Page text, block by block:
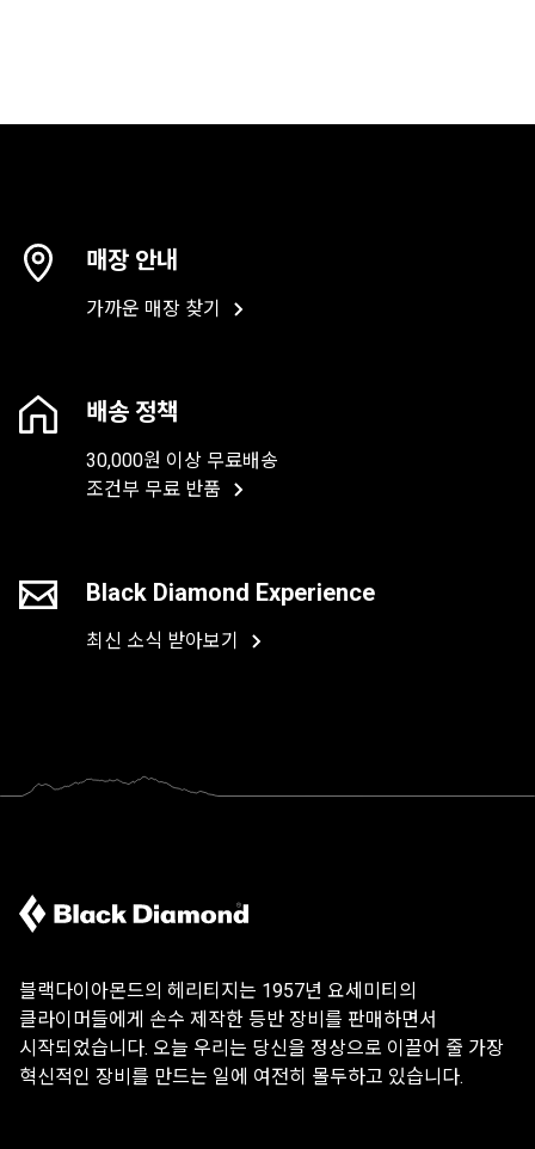
매장 안내
가까운 매장 찾기
배송 정책
30,000원 이상 무료배송
조건부 무료 반품
Black Diamond Experience
최신 소식 받아보기
블랙다이아몬드의 헤리티지는 1957년 요세미티의
클라이머들에게 손수 제작한 등반 장비를 판매하면서
시작되었습니다. 오늘 우리는 당신을 정상으로 이끌어 줄 가장
혁신적인 장비를 만드는 일에 여전히 몰두하고 있습니다.